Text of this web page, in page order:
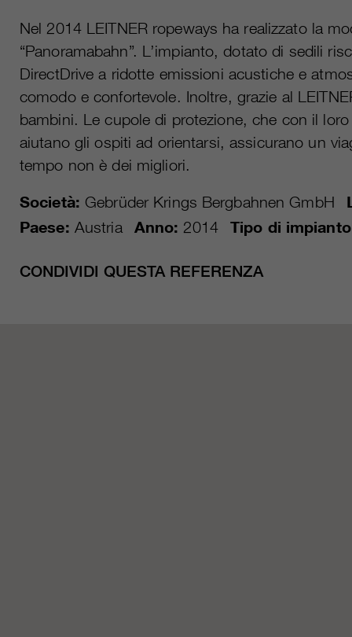
Nel 2014 LEITNER ropeways ha realizzato la
“Panoramabahn”. L’impianto, dotato di sedili
DirectDrive a ridotte emissioni acustiche e
comodo e confortevole. Inoltre, grazie al
bambini. Le cupole di protezione, che con il
aiutano gli ospiti ad orientarsi, assicurano un
tempo non è dei migliori.
Società: Gebrüder Krings Bergbahnen GmbH
Paese: Austria Anno: 2014 Tipo di
CONDIVIDI QUESTA REFERENZA